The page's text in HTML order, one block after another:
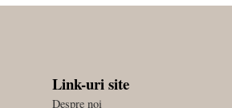
Link-uri site
Despre noi